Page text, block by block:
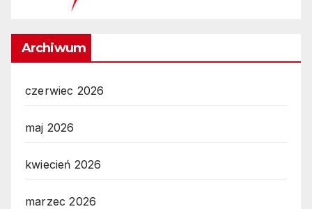
Archiwum
czerwiec 2026
maj 2026
kwiecień 2026
marzec 2026